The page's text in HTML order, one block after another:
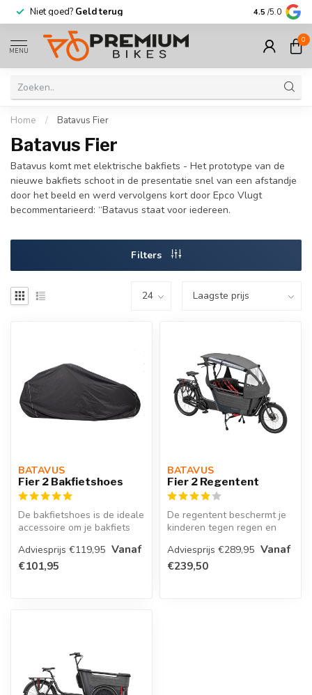
Niet goed? Geld terug Meer dan
4.5 /5.0
MENU
0
Home / Batavus Fier
Batavus Fier
Batavus komt met elektrische bakfiets - Het prototype van de
nieuwe bakfiets schoot in de presentatie snel van een afstandje
door het beeld en werd vervolgens kort door Epco Vlugt
becommentarieerd: “Batavus staat voor iedereen.
Filters
BATAVUS
Fier 2 Bakfietshoes
De bakfietshoes is de ideale
accessoire om je bakfiets
Adviesprijs €119,95 Vanaf
€101,95
BATAVUS
Fier 2 Regentent
De regentent beschermt je
kinderen tegen regen en
zo...
Adviesprijs €289,95 Vanaf
€239,50